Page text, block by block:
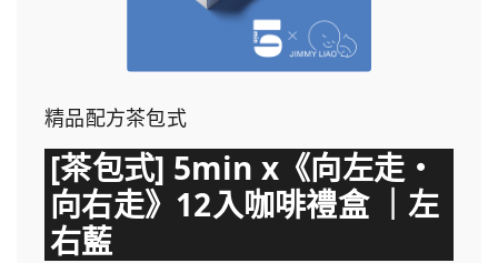
精品配方茶包式
[茶包式] 5min x《向左走・
向右走》12入咖啡禮盒 ｜左
右藍